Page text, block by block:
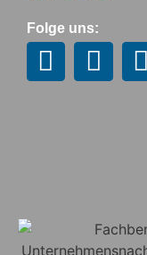
Folge uns: